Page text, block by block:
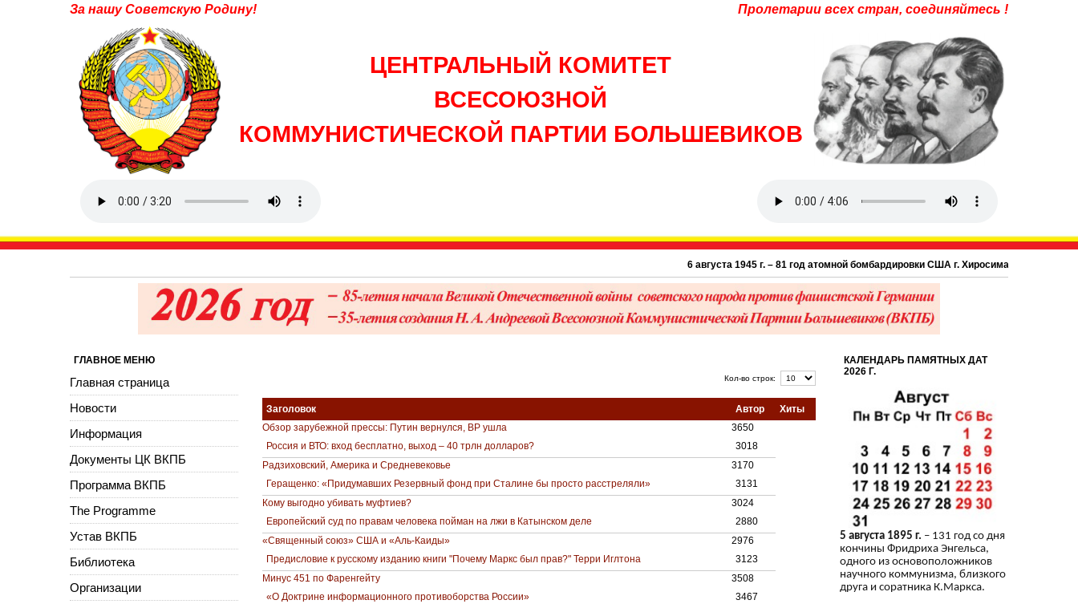
За нашу Советскую Родину! Пролетарии всех стран, соединяйтесь !
ЦЕНТРАЛЬНЫЙ КОМИТЕТ
ВСЕСОЮЗНОЙ
КОММУНИСТИЧЕСКОЙ ПАРТИИ БОЛЬШЕВИКОВ
6 августа 1945 г. – 81 год атомной бомбардировки США г. Хиросима в Японии.
Кол-во строк:
Заголовок Автор
Хиты
Обзор зарубежной прессы: Путин вернулся, BP ушла
3650
Россия и ВТО: вход бесплатно, выход – 40 трлн долларов?
3018
Радзиховский, Америка и Средневековье
3170
Геращенко: «Придумавших Резервный фонд при Сталине бы просто расстреляли»
3131
Кому выгодно убивать муфтиев?
3024
Европейский суд по правам человека пойман на лжи в Катынском деле
2880
«Священный союз» США и «Аль-Каиды»
2976
Предисловие к русскому изданию книги "Почему Маркс был прав?" Терри Иглтона
3123
Минус 451 по Фаренгейту
3508
«О Доктрине информационного противоборства России»
3467
ГЛАВНОЕ МЕНЮ
Главная страница
Новости
Информация
Документы ЦК ВКПБ
Программа ВКПБ
The Programme
Устав ВКПБ
Библиотека
Организации
КАЛЕНДАРЬ ПАМЯТНЫХ ДАТ
2026 Г.
5 августа 1895 г. – 131 год со дня
кончины Фридриха Энгельса,
одного из основоположников
научного коммунизма, близкого
друга и соратника К.Маркса.